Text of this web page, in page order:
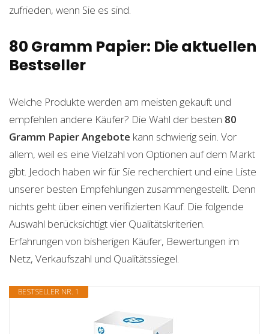
zufrieden, wenn Sie es sind.
80 Gramm Papier: Die aktuellen
Bestseller
Welche Produkte werden am meisten gekauft und
empfehlen andere Käufer? Die Wahl der besten 80
Gramm PapierAngebote kann schwierig sein. Vor
allem, weil es eine Vielzahl von Optionen auf dem Markt
gibt. Jedoch haben wir für Sie recherchiert und eine Liste
unserer besten Empfehlungen zusammengestellt. Denn
nichts geht über einen verifizierten Kauf. Die folgende
Auswahl berücksichtigt vier Qualitätskriterien.
Erfahrungen von bisherigen Käufer, Bewertungen im
Netz, Verkaufszahl und Qualitätssiegel.
BESTSELLER NR. 1